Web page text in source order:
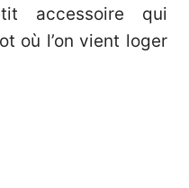
accessoire qui
où l’on vient loger